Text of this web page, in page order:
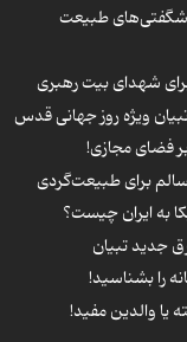
شگفتی‌های طبیعت
شهدای بیت رهبری
ویژه روز جهانی قدس
فضای مجازی!
به ایران چیست؟
جدید تبیان
را بشناسید!
یا والدین مفید!